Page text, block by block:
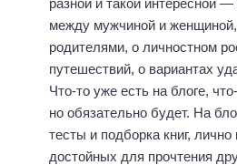
разной и такой интересной
между мужчиной и
родителями, о личностном
путешествий, о вариантах
Что-то уже есть на блоге,
но обязательно будет. На
тесты и подборка книг,
достойных для прочтения